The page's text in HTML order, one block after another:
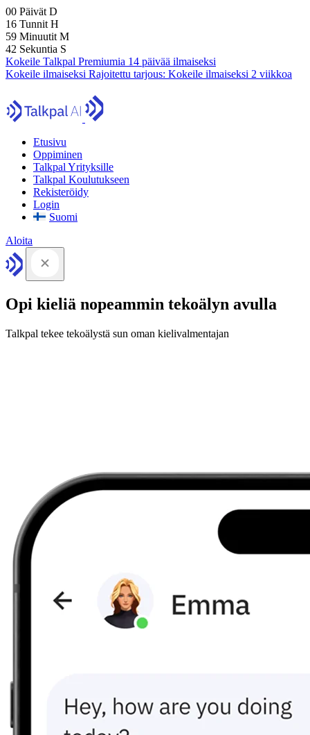
00 Päivät D
16 Tunnit H
59 Minuutit M
41 Sekuntia S
Kokeile Talkpal Premiumia 14 päivää ilmaiseksi
Kokeile ilmaiseksi Rajoitettu tarjous: Kokeile ilmaiseksi 2 viikkoa
Etusivu
Oppiminen
Talkpal Yrityksille
Talkpal Koulutukseen
Rekisteröidy
Login
Suomi
Aloita
Opi kieliä nopeammin tekoälyn avulla
Talkpal tekee tekoälystä sun oman kielivalmentajan